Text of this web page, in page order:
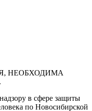
НЕОБХОДИМА
в сфере защиты
по Новосибирской